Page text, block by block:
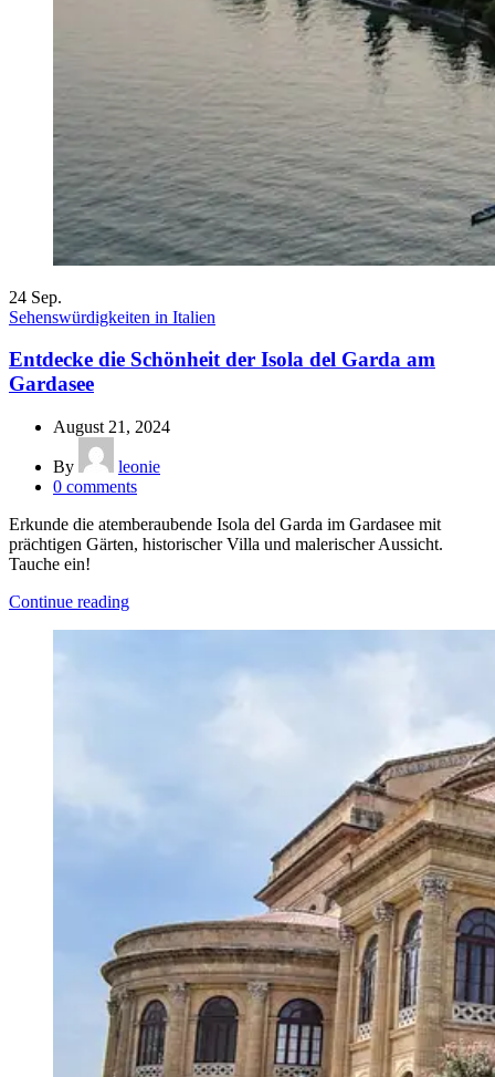
24 Sep.
Sehenswürdigkeiten in Italien
Entdecke die Schönheit der Isola del Garda am
Gardasee
August 21, 2024
By
leonie
0 comments
Erkunde die atemberaubende Isola del Garda im Gardasee mit
prächtigen Gärten, historischer Villa und malerischer Aussicht.
Tauche ein!
Continue reading